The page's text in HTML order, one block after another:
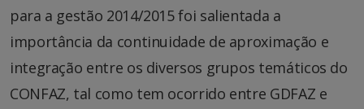
para a gestão 2014/2015 foi salientada a
importância da continuidade de aproximação e
integração entre os diversos grupos temáticos do
CONFAZ, tal como tem ocorrido entre GDFAZ e